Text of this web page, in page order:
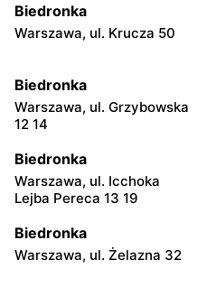
Biedronka
Warszawa, ul. Krucza 50
Biedronka
Warszawa, ul. Grzybowska
12 14
Biedronka
Warszawa, ul. Icchoka
Lejba Pereca 13 19
Biedronka
Warszawa, ul. Żelazna 32